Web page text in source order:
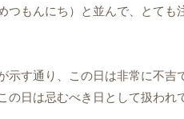
もんにち）と並んで、とて
す通り、この日は非常に不
日は忌むべき日として扱われ